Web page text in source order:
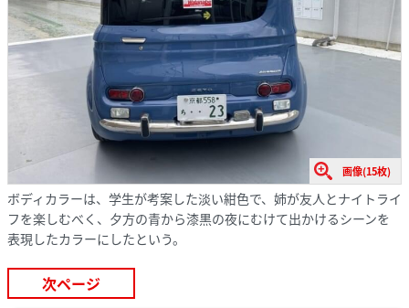
画像(15枚)
ボディカラーは、学生が考案した淡い紺色で、姉が友人とナイトライ
フを楽しむべく、夕方の青から漆黒の夜にむけて出かけるシーンを
表現したカラーにしたという。
次ページ